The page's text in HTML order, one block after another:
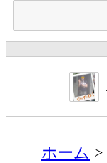
ホーム